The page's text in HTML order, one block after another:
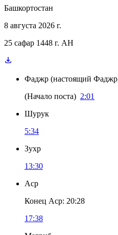
Башкортостан
8 августа 2026 г.
25 сафар 1448 г. AH
Фаджр (настоящий Фаджр
(Начало поста) 2:01
Шурук
5:34
Зухр
13:30
Аср
Конец Аср: 20:28
17:38